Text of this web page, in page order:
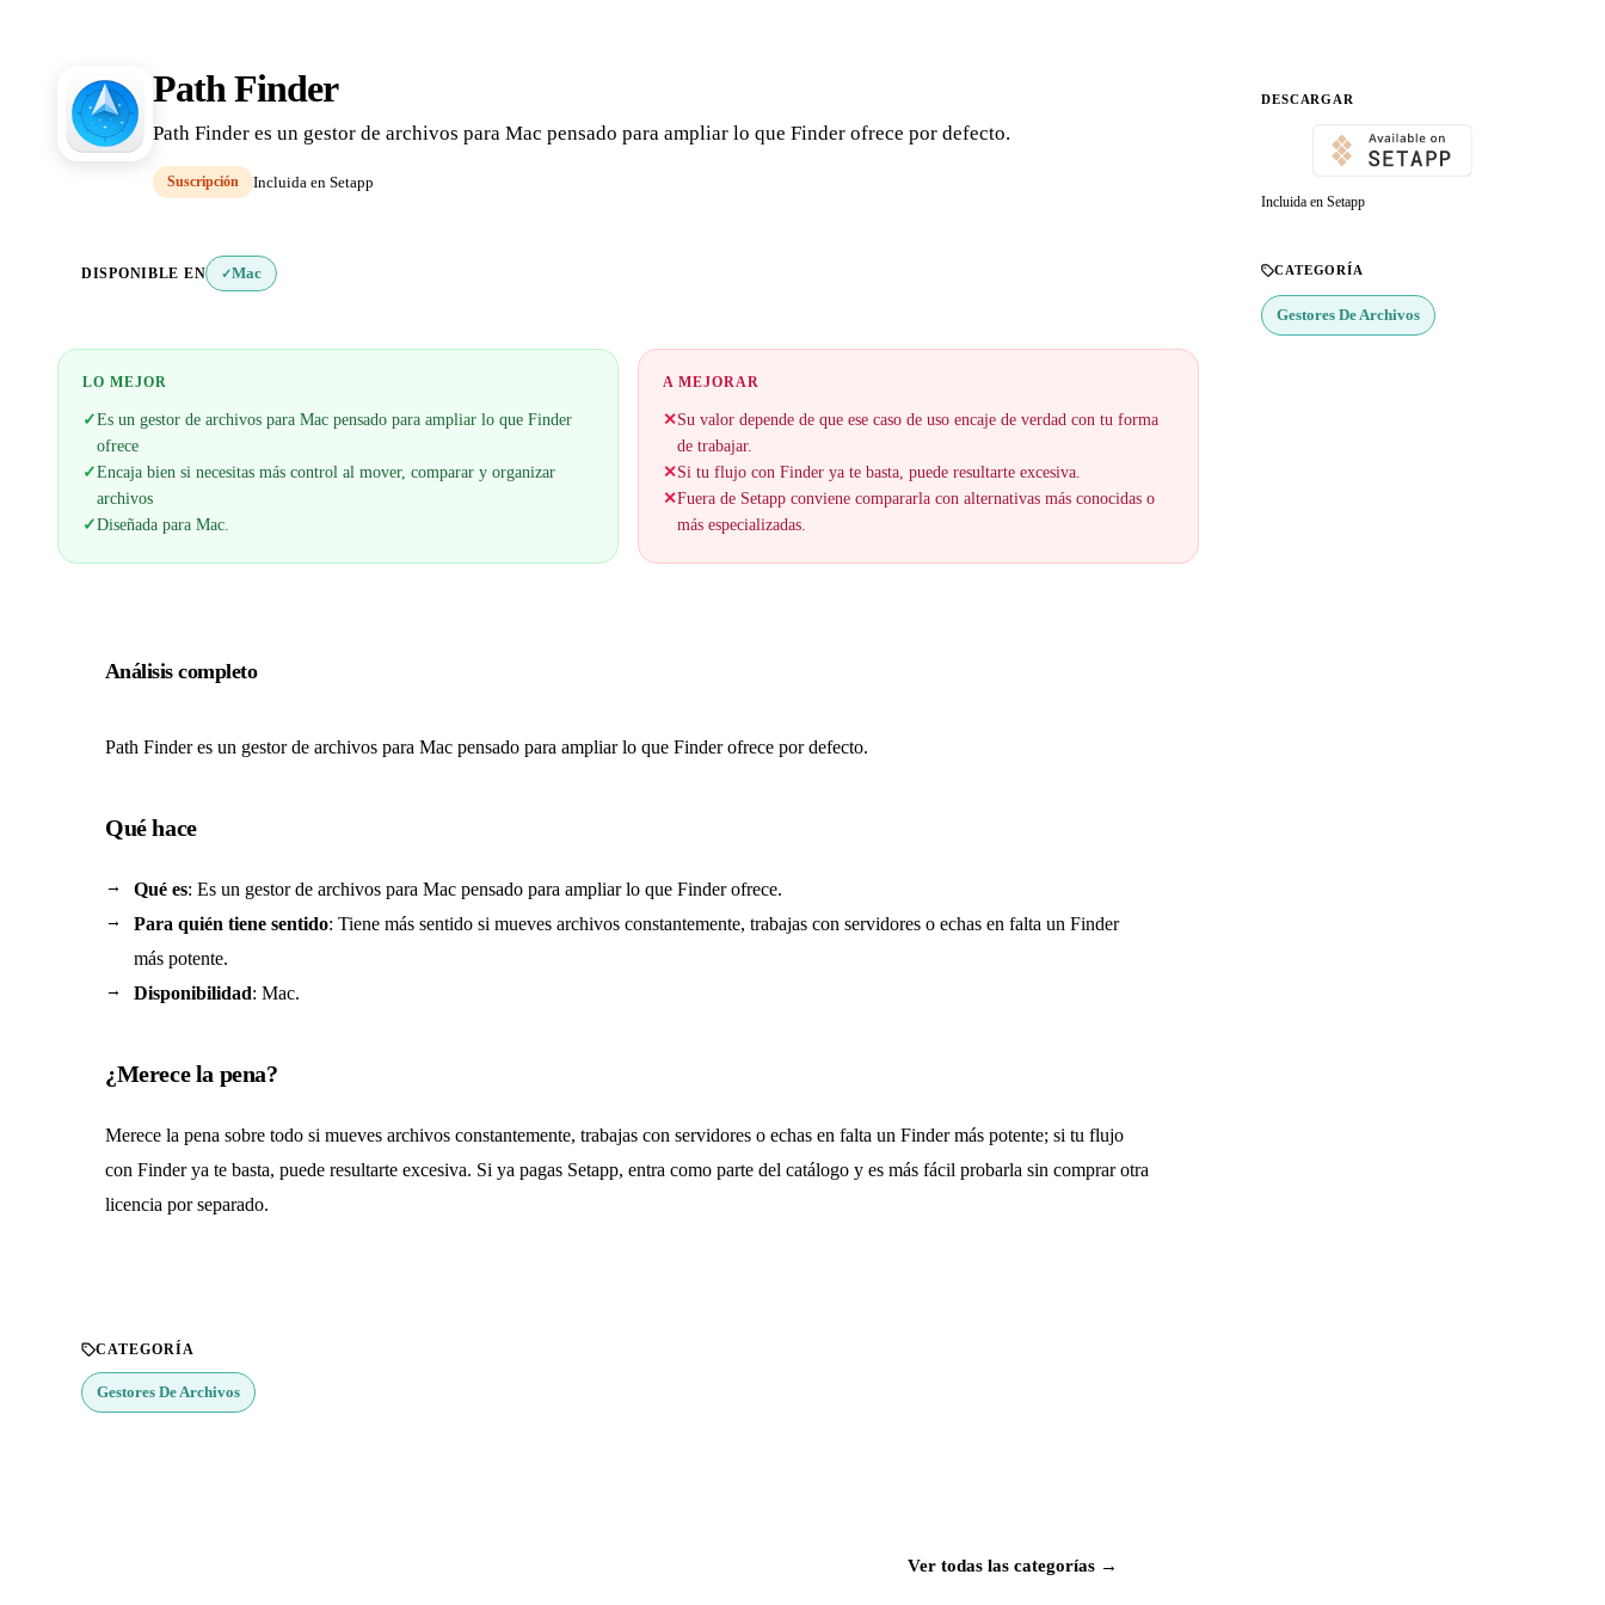
Path Finder
Path Finder es un gestor de archivos para Mac pensado para ampliar lo que Finder ofrece por defecto.
Suscripción Incluida en Setapp
DISPONIBLE EN ✓Mac
LO MEJOR
✓Es un gestor de archivos para Mac pensado para ampliar lo que Finder
ofrece
✓Encaja bien si necesitas más control al mover, comparar y organizar
archivos
✓Diseñada para Mac.
A MEJORAR
✕Su valor depende de que ese caso de uso encaje de verdad con tu forma
de trabajar.
✕Si tu flujo con Finder ya te basta, puede resultarte excesiva.
✕Fuera de Setapp conviene compararla con alternativas más conocidas o
más especializadas.
Análisis completo
Path Finder es un gestor de archivos para Mac pensado para ampliar lo que Finder ofrece por defecto.
Qué hace
Qué es: Es un gestor de archivos para Mac pensado para ampliar lo que Finder ofrece.
Para quién tiene sentido: Tiene más sentido si mueves archivos constantemente, trabajas con servidores o echas en falta un Finder
más potente.
Disponibilidad: Mac.
¿Merece la pena?
Merece la pena sobre todo si mueves archivos constantemente, trabajas con servidores o echas en falta un Finder más potente; si tu flujo
con Finder ya te basta, puede resultarte excesiva. Si ya pagas Setapp, entra como parte del catálogo y es más fácil probarla sin comprar otra
licencia por separado.
CATEGORÍA
Gestores De Archivos
Ver todas las categorías →
DESCARGAR
Incluida en Setapp
CATEGORÍA
Gestores De Archivos